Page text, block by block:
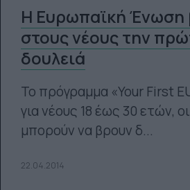
Η Ευρωπαϊκή Ένωση
στους νέους την
δουλειά
Το πρόγραμμα «Your First
για νέους 18 έως 30 ετών,
μπορούν να βρουν δ...
22.04.2014